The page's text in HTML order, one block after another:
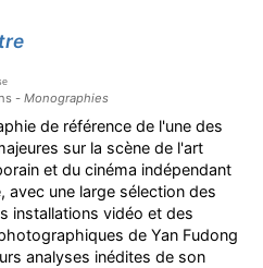
-Monographies
de référence de l'une des
sur la scène de l'art
et du cinéma indépendant
avec une large sélection des
installations vidéo et des
de Yan Fudong
analyses inédites de son